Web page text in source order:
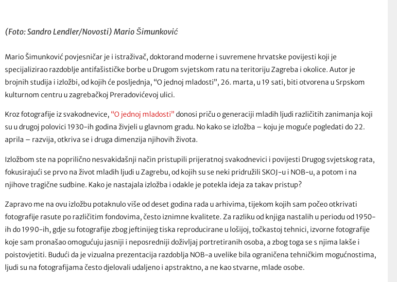
(Foto: Sandro Lendler/Novosti) Mario Šimunković
Mario Šimunković povjesničar je i istraživač, doktorand moderne i suvremene hrvatske povijesti koji je
specijalizirao razdoblje antifašističke borbe u Drugom svjetskom ratu na teritoriju Zagreba i okolice. Autor je
brojnih studija i izložbi, od kojih će posljednja, “O jednoj mladosti”, 26. marta, u 19 sati, biti otvorena u Srpskom
kulturnom centru u zagrebačkoj Preradovićevoj ulici.
Kroz fotografije iz svakodnevice, “O jednoj mladosti” donosi priču o generaciji mladih ljudi različitih zanimanja koji
su u drugoj polovici 1930-ih godina živjeli u glavnom gradu. No kako se izložba – koju je moguće pogledati do 22.
aprila – razvija, otkriva se i druga dimenzija njihovih života.
Izložbom ste na poprilično nesvakidašnji način pristupili prijeratnoj svakodnevici i povijesti Drugog svjetskog rata,
fokusirajući se prvo na život mladih ljudi u Zagrebu, od kojih su se neki pridružili SKOJ-u i NOB-u, a potom i na
njihove tragične sudbine. Kako je nastajala izložba i odakle je potekla ideja za takav pristup?
Zapravo me na ovu izložbu potaknulo više od deset godina rada u arhivima, tijekom kojih sam počeo otkrivati
fotografije rasute po različitim fondovima, često iznimne kvalitete. Za razliku od knjiga nastalih u periodu od 1950-
ih do 1990-ih, gdje su fotografije zbog jeftinijeg tiska reproducirane u lošijoj, točkastoj tehnici, izvorne fotografije
koje sam pronašao omogućuju jasniji i neposredniji doživljaj portretiranih osoba, a zbog toga se s njima lakše i
poistovjetiti. Budući da je vizualna prezentacija razdoblja NOB-a uvelike bila ograničena tehničkim mogućnostima,
ljudi su na fotografijama često djelovali udaljeno i apstraktno, a ne kao stvarne, mlade osobe.